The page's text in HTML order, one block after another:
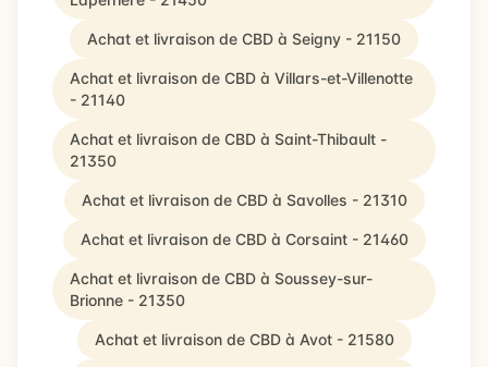
Achat et livraison de CBD à Seigny - 21150
Achat et livraison de CBD à Villars-et-Villenotte
- 21140
Achat et livraison de CBD à Saint-Thibault -
21350
Achat et livraison de CBD à Savolles - 21310
Achat et livraison de CBD à Corsaint - 21460
Achat et livraison de CBD à Soussey-sur-
Brionne - 21350
Achat et livraison de CBD à Avot - 21580